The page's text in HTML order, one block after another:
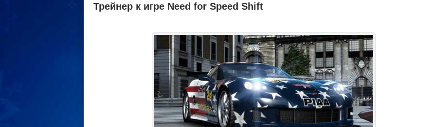
Трейнер к игре Need for Speed Shift